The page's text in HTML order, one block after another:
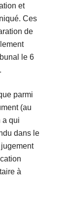
et
Ces
de
le 6
parmi
(au
a qui
dans le
à